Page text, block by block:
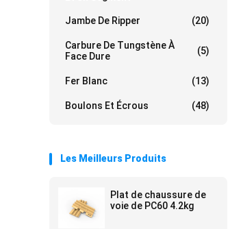
Jambe De Ripper (20)
Carbure De Tungstène À
Face Dure
(5)
Fer Blanc (13)
Boulons Et Écrous (48)
Les Meilleurs Produits
Plat de chaussure de
voie de PC60 4.2kg